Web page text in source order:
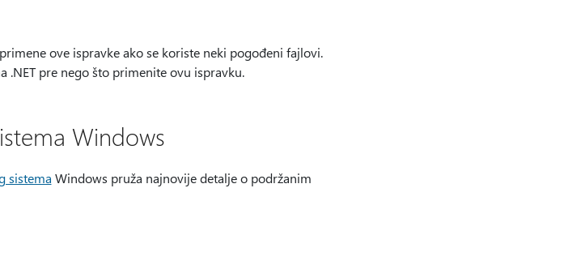
ove ispravke ako se koriste neki pogođeni fajlovi.
.NET pre nego što primenite ovu ispravku.
Windows
sistema Windows pruža najnovije detalje o podržanim